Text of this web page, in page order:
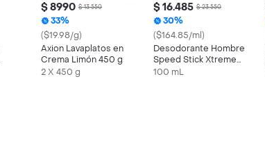
$ 8990 $ 13.550
33%
($19.98/g)
Axion Lavaplatos en
Crema Limón 450 g
2 X 450 g
$ 16.485 $ 23.550
30%
($164.85/ml)
Desodorante Hombre
Speed Stick Xtreme
Night Pote 100g x2
100 mL